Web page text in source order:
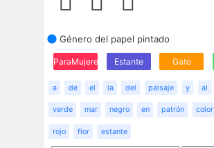
Género del papel pintado
ParaMujeres Estante Gato
a de el la del paisaje y al
verde mar negro en patrón color
rojo flor estante